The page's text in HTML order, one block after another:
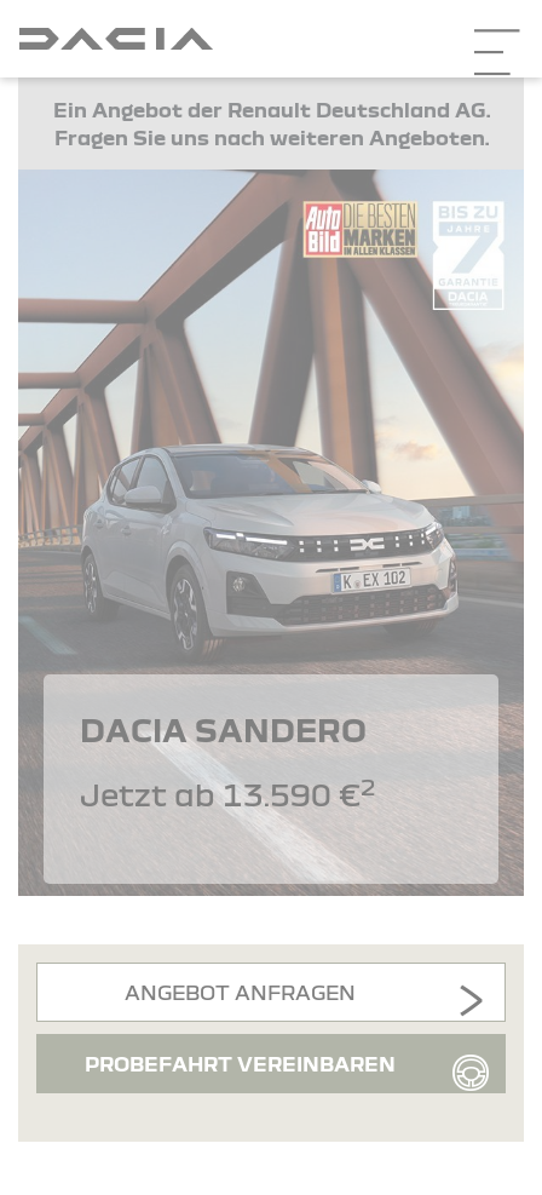
Ein Angebot der Renault Deutschland AG.
Fragen Sie uns nach weiteren Angeboten.
DACIA SANDERO
Jetzt ab 13.590 €2
ANGEBOT ANFRAGEN
PROBEFAHRT VEREINBAREN